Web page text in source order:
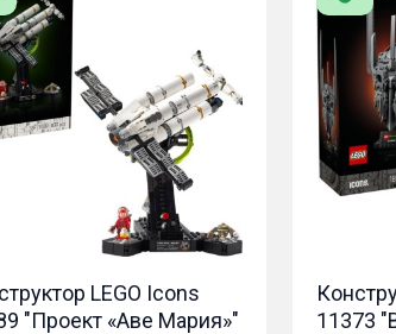
LEGO Icons
"Проект «Аве Мария»"
11373